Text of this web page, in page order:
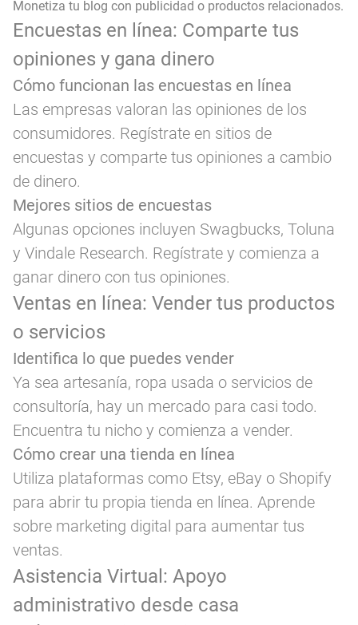
Monetiza tu blog con publicidad o productos relacionados.
Encuestas en línea: Comparte tus
opiniones y gana dinero
Cómo funcionan las encuestas en línea
Las empresas valoran las opiniones de los
consumidores. Regístrate en sitios de
encuestas y comparte tus opiniones a cambio
de dinero.
Mejores sitios de encuestas
Algunas opciones incluyen Swagbucks, Toluna
y Vindale Research. Regístrate y comienza a
ganar dinero con tus opiniones.
Ventas en línea: Vender tus productos
o servicios
Identifica lo que puedes vender
Ya sea artesanía, ropa usada o servicios de
consultoría, hay un mercado para casi todo.
Encuentra tu nicho y comienza a vender.
Cómo crear una tienda en línea
Utiliza plataformas como Etsy, eBay o Shopify
para abrir tu propia tienda en línea. Aprende
sobre marketing digital para aumentar tus
ventas.
Asistencia Virtual: Apoyo
administrativo desde casa